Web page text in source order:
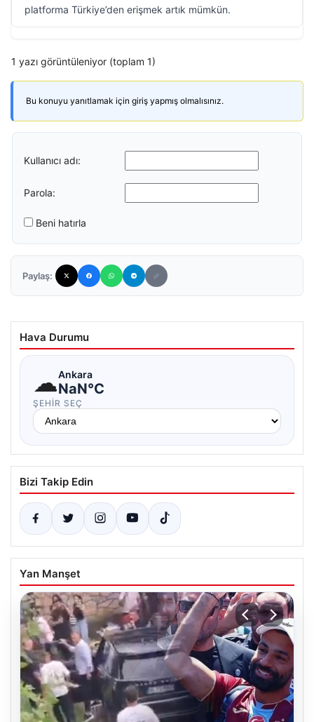
platforma Türkiye’den erişmek artık mümkün.
1 yazı görüntüleniyor (toplam 1)
Bu konuyu yanıtlamak için giriş yapmış olmalısınız.
Kullanıcı adı:
Parola:
Beni hatırla
Paylaş:
Hava Durumu
☁Ankara
NaN°C
ŞEHIR SEÇ
Bizi Takip Edin
Yan Manşet